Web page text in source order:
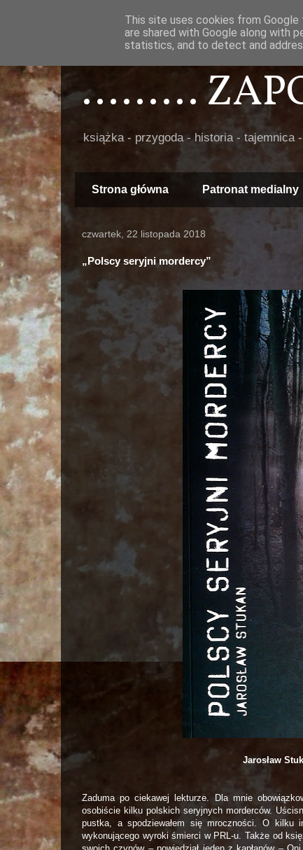
.........
książka - przygoda - historia - tajemnica
Strona główna Patronat medialny
czwartek, 22 listopada 2018
„Polscy seryjni mordercy”
Jarosław
Zaduma po ciekawej lekturze. Dla mnie
osobiście kilku polskich seryjnych morderców.
pustka, a spodziewałem się mroczności. O kilku
wykonującego wyroki śmierci w PRL-u. Także od
This site uses cookies from
are shared with Google along with
statistics, and to detect and